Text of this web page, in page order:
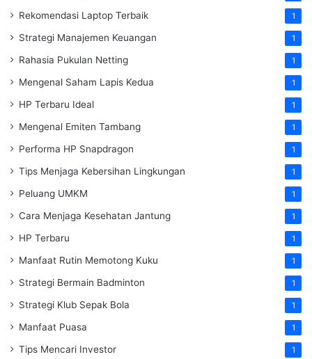
Rekomendasi Laptop Terbaik 1
Strategi Manajemen Keuangan 1
Rahasia Pukulan Netting 1
Mengenal Saham Lapis Kedua 1
HP Terbaru Ideal 1
Mengenal Emiten Tambang 1
Performa HP Snapdragon 1
Tips Menjaga Kebersihan Lingkungan 1
Peluang UMKM 1
Cara Menjaga Kesehatan Jantung 1
HP Terbaru 1
Manfaat Rutin Memotong Kuku 1
Strategi Bermain Badminton 1
Strategi Klub Sepak Bola 1
Manfaat Puasa 1
Tips Mencari Investor 1